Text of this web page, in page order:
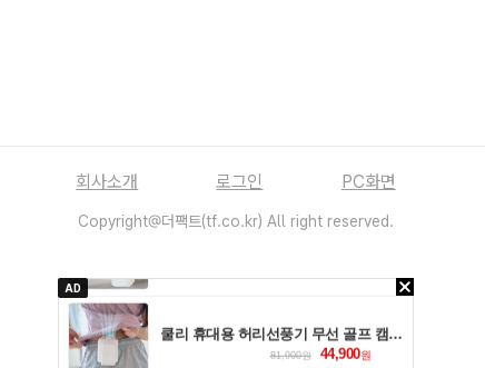
회사소개 로그인 PC화면
Copyright@더팩트(tf.co.kr) All right reserved.
AD